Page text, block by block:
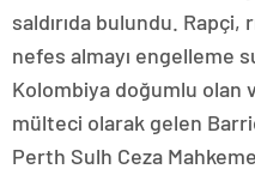
saldırıda bulundu. Rapçi,
nefes almayı engelleme
Kolombiya doğumlu olan
mülteci olarak gelen
Perth Sulh Ceza